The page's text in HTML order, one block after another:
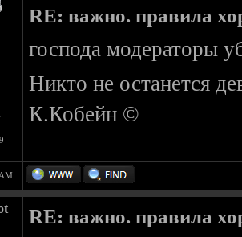
RE: важно. правила
господа модераторы
Никто не останется
К.Кобейн ©
RE: важно. правила